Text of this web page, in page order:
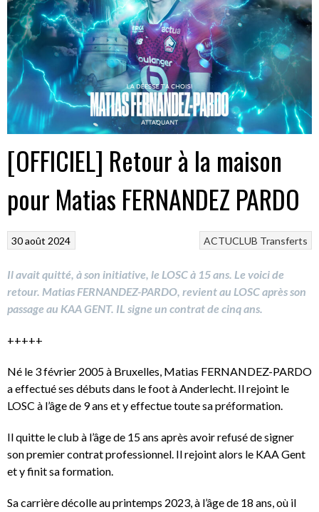
[OFFICIEL] Retour à la maison
pour Matias FERNANDEZ PARDO
ACTUCLUB Transferts
30 août 2024
Il avait quitté, à son initiative, le LOSC à 15 ans. Le voici de
retour. Matias FERNANDEZ-PARDO, revient au LOSC après son
passage au KAA GENT. IL signe un contrat de cinq ans.
+++++
Né le 3 février 2005 à Bruxelles, Matias FERNANDEZ-PARDO
a effectué ses débuts dans le foot à Anderlecht. Il rejoint le
LOSC à l’âge de 9 ans et y effectue toute sa préformation.
Il quitte le club à l’âge de 15 ans après avoir refusé de signer
son premier contrat professionnel. Il rejoint alors le KAA Gent
et y finit sa formation.
Sa carrière décolle au printemps 2023, à l’âge de 18 ans, où il